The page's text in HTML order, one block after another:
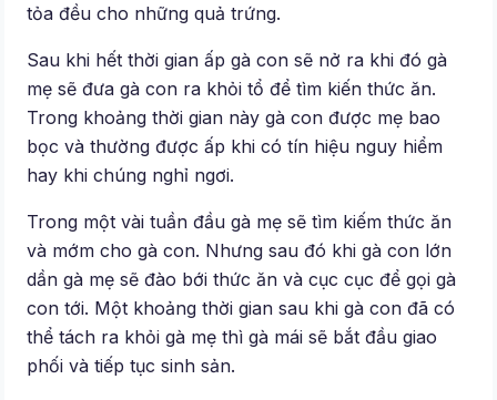
tỏa đều cho những quả trứng.
Sau khi hết thời gian ấp gà con sẽ nở ra khi đó gà
mẹ sẽ đưa gà con ra khỏi tổ để tìm kiến thức ăn.
Trong khoảng thời gian này gà con được mẹ bao
bọc và thường được ấp khi có tín hiệu nguy hiểm
hay khi chúng nghỉ ngơi.
Trong một vài tuần đầu gà mẹ sẽ tìm kiếm thức ăn
và mớm cho gà con. Nhưng sau đó khi gà con lớn
dần gà mẹ sẽ đào bới thức ăn và cục cục để gọi gà
con tới. Một khoảng thời gian sau khi gà con đã có
thể tách ra khỏi gà mẹ thì gà mái sẽ bắt đầu giao
phối và tiếp tục sinh sản.